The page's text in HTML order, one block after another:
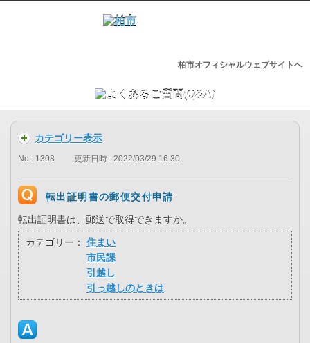
柏市オフィシャルウェブサイトへ
カテゴリー表示
No : 1308 更新日時 : 2022/03/29 16:30
転出証明書の郵便交付申請
転出証明書は、郵送で取得できますか。
カテゴリー：
住まい
市民課
引越し
引っ越しのときは